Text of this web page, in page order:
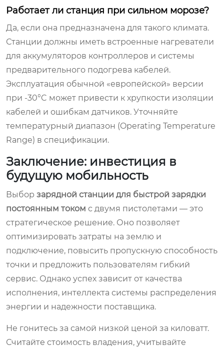
Работает ли станция при сильном морозе?
Да, если она предназначена для такого климата.
Станции должны иметь встроенные нагреватели
для аккумуляторов контроллеров и системы
предварительного подогрева кабелей.
Эксплуатация обычной «европейской» версии
при -30°C может привести к хрупкости изоляции
кабелей и ошибкам датчиков. Уточняйте
температурный диапазон (Operating Temperature
Range) в спецификации.
Заключение: инвестиция в
будущую мобильность
Выбор зарядной станции для быстрой зарядки
постоянным током с двумя пистолетами — это
стратегическое решение. Оно позволяет
оптимизировать затраты на землю и
подключение, повысить пропускную способность
точки и предложить пользователям гибкий
сервис. Однако успех зависит от качества
исполнения, интеллекта системы распределения
энергии и надежности поставщика.
Не гонитесь за самой низкой ценой за киловатт.
Считайте стоимость владения, учитывайте